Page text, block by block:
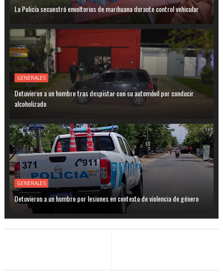
La Policía secuestró envoltorios de marihuana durante control vehicular
GENERALES
Detuvieron a un hombre tras despistar con su automóvil por conducir
alcoholizado
GENERALES
Detuvieron a un hombre por lesiones en contexto de violencia de género